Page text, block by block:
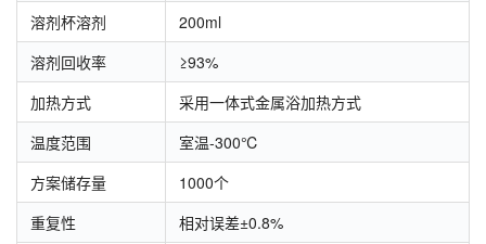
溶剂杯溶剂
200ml
溶剂回收率
≥93%
加热方式
采用一体式金属浴加热方式
温度范围
室温-300℃
方案储存量
1000个
重复性
相对误差±0.8%